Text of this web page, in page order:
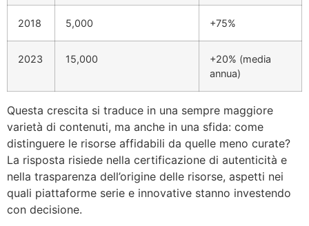
2018 5,000 +75%
2023 15,000
+20% (media
annua)
Questa crescita si traduce in una sempre maggiore
varietà di contenuti, ma anche in una sfida: come
distinguere le risorse affidabili da quelle meno curate?
La risposta risiede nella certificazione di autenticità e
nella trasparenza dell’origine delle risorse, aspetti nei
quali piattaforme serie e innovative stanno investendo
con decisione.